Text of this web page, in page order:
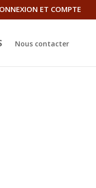
ET COMPTE
Nous contacter